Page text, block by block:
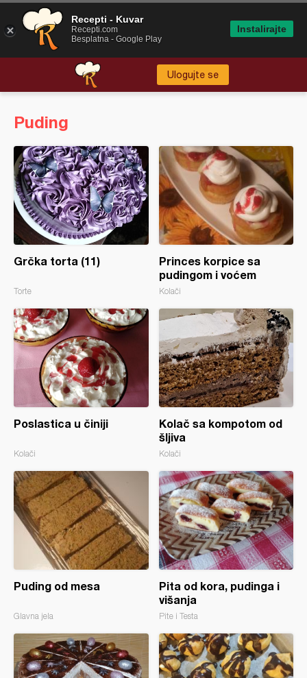
Ulogujte se
Puding
Grčka torta (11)
Torte
Princes korpice sa
pudingom i voćem
Kolači
Poslastica u činiji
Kolači
Kolač sa kompotom od
šljiva
Kolači
Puding od mesa
Glavna jela
Pita od kora, pudinga i
višanja
Pite i Testa
Recepti - Kuvar
Recepti.com
Besplatna - Google Play
Instalirajte